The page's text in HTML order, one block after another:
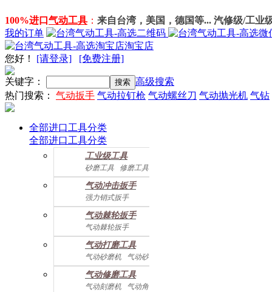
100%进口 气动工具 ： 来自台湾，美国，德国等... 汽修级/工业
我的订单
淘宝店
您好 ！ [请登录] [免费注册]
关键字：
高级搜索
热门搜索： 气动扳手 气动拉钉枪 气动螺丝刀 气动抛光机 气钻
全部进口工具分类
全部进口工具分类
工业级工具
砂磨工具
修磨工具
建筑工具 气动螺丝起子
气动配件
气动冲击扳手
强力销式扳手
双鎚打式扳手
双环锤打式扳手
强力冲击扳手
迷你冲击扳手
直角式冲击扭力扳手
气动棘轮扳手
气动棘轮扳手
迷你棘轮扳手
气动打磨工具
气动砂磨机
气动砂带机
气动抛光机 胎磨/除胶机
气动修磨工具
气动刻磨机 气动角磨机